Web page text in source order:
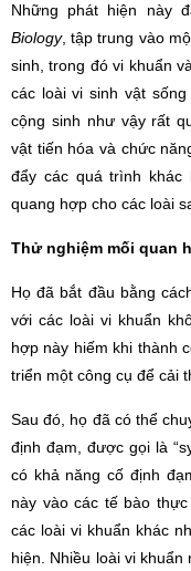
Những phát hiện này
Biology, tập trung vào
sinh, trong đó vi khuẩn
các loài vi sinh vật
cộng sinh như vậy rất
vật tiến hóa và chức
đẩy các quá trình
quang hợp cho các loài
Thử nghiệm mối quan
Họ đã bắt đầu bằng
với các loài vi khuẩn
hợp này hiếm khi thành
triển một công cụ để cải
Sau đó, họ đã có thể
định đạm, được gọi là
có khả năng cố định
này vào các tế bào
các loài vi khuẩn khác
hiện. Nhiều loài vi